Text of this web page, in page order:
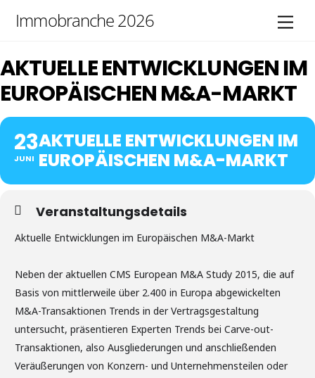
Immobranche 2026
AKTUELLE ENTWICKLUNGEN IM
EUROPÄISCHEN M&A-MARKT
23
JUNI
AKTUELLE ENTWICKLUNGEN IM
EUROPÄISCHEN M&A-MARKT
Veranstaltungsdetails
Aktuelle Entwicklungen im Europäischen M&A-Markt
Neben der aktuellen CMS European M&A Study 2015, die auf
Basis von mittlerweile über 2.400 in Europa abgewickelten
M&A-Transaktionen Trends in der Vertragsgestaltung
untersucht, präsentieren Experten Trends bei Carve-out-
Transaktionen, also Ausgliederungen und anschließenden
Veräußerungen von Konzern- und Unternehmensteilen oder